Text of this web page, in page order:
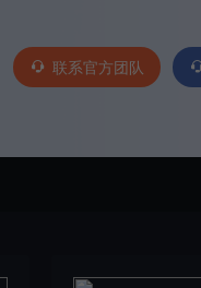
联系官方团队